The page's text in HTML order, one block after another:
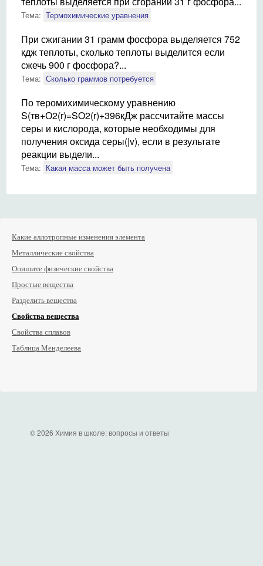
Тема: Термохимические уравнения
При сжигании 31 грамм фосфора выделяется 752
кдж теплоты, сколько теплоты выделится если
сжечь 900 г фосфора?...
Тема: Сколько граммов потребуется
По теромихимическому уравнению
S(тв+О2(r)=SO2(r)+396кДж рассчитайте массы
серы и кислорода, которые необходимы для
получения оксида серы(|v), если в результате
реакции выдели...
Тема: Какая масса может быть получена
Какие аллотропные изменения элемента
Металлические свойства
Опишите физические свойства
Простые вещества
Разделить вещества
Свойства вещества
Свойства сплавов
Таблица Менделеева
© 2026 Химия в школе: вопросы и ответы